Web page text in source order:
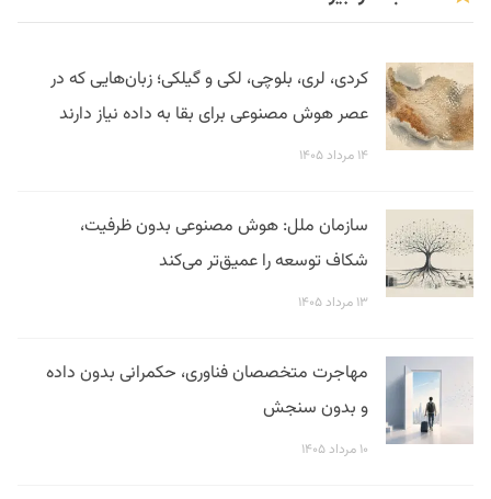
کردی، لری، بلوچی، لکی و گیلکی؛ زبان‌هایی که در
عصر هوش مصنوعی برای بقا به داده نیاز دارند
۱۴ مرداد ۱۴۰۵
سازمان ملل: هوش مصنوعی بدون ظرفیت،
شکاف توسعه را عمیق‌تر می‌کند
۱۳ مرداد ۱۴۰۵
مهاجرت متخصصان فناوری، حکمرانی بدون داده
و بدون سنجش
۱۰ مرداد ۱۴۰۵